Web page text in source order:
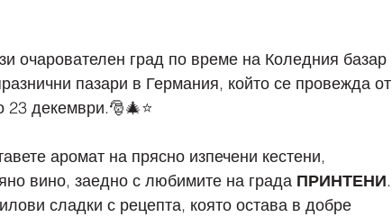
очарователен град по време на Коледния базар
пазари в Германия, който се провежда от
декември.🎅🎄⭐
аромат на прясно изпечени кестени,
вино, заедно с любимите на града ПРИНТЕНИ.
сладки с рецепта, която остава в добре